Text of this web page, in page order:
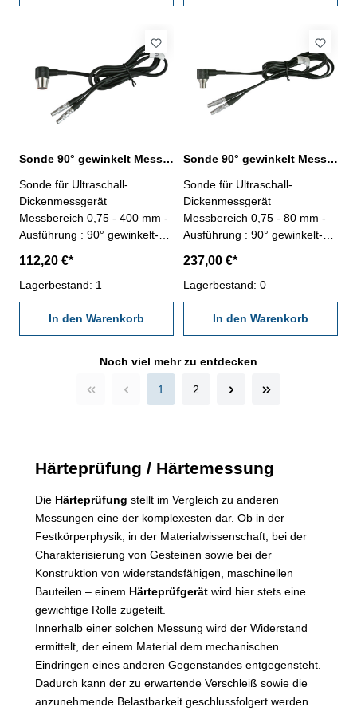
mit Schleppzeiger zum
Behältnis/Kasten Spitzenform
C: Kugel 2,5 mm Messbereich
0 - 100 HC Ablesung 1 HC
Resopat, Epoxid, Plexiglas
Erfassen des Spitzwertes- im
Behältnis/Kasten Spitzenform
D: Kegel, 30°, SR 0,1 mm
Messbereich 0 - 100 HD
Ablesung 1 HD
Sonde 90° gewinkelt Messbereich 0,75 - 400 mm
Sonde für Ultraschall-
Dickenmessgerät
Messbereich 0,75 - 400 mm -
Ausführung : 90° gewinkelt-
112,20 €*
Lagerbestand: 1
In den Warenkorb
Sonde 90° gewinkelt Messbereich 0,75 - 80 mm
Sonde für Ultraschall-
Dickenmessgerät
Messbereich 0,75 - 80 mm -
Ausführung : 90° gewinkelt-
237,00 €*
Lagerbestand: 0
In den Warenkorb
Noch viel mehr zu entdecken
1 2
Härteprüfung / Härtemessung
Die Härteprüfung stellt im Vergleich zu anderen
Messungen eine der komplexesten dar. Ob in der
Festkörperphysik, in der Materialwissenschaft, bei der
Charakterisierung von Gesteinen sowie bei der
Konstruktion von widerstandsfähigen, maschinellen
Bauteilen – einem Härteprüfgerät wird hier stets eine
gewichtige Rolle zugeteilt.
Innerhalb einer solchen Messung wird der Widerstand
ermittelt, der einem Material dem mechanischen
Eindringen eines anderen Gegenstandes entgegensteht.
Dadurch kann der zu erwartende Verschleiß sowie die
anzunehmende Belastbarkeit geschlussfolgert werden